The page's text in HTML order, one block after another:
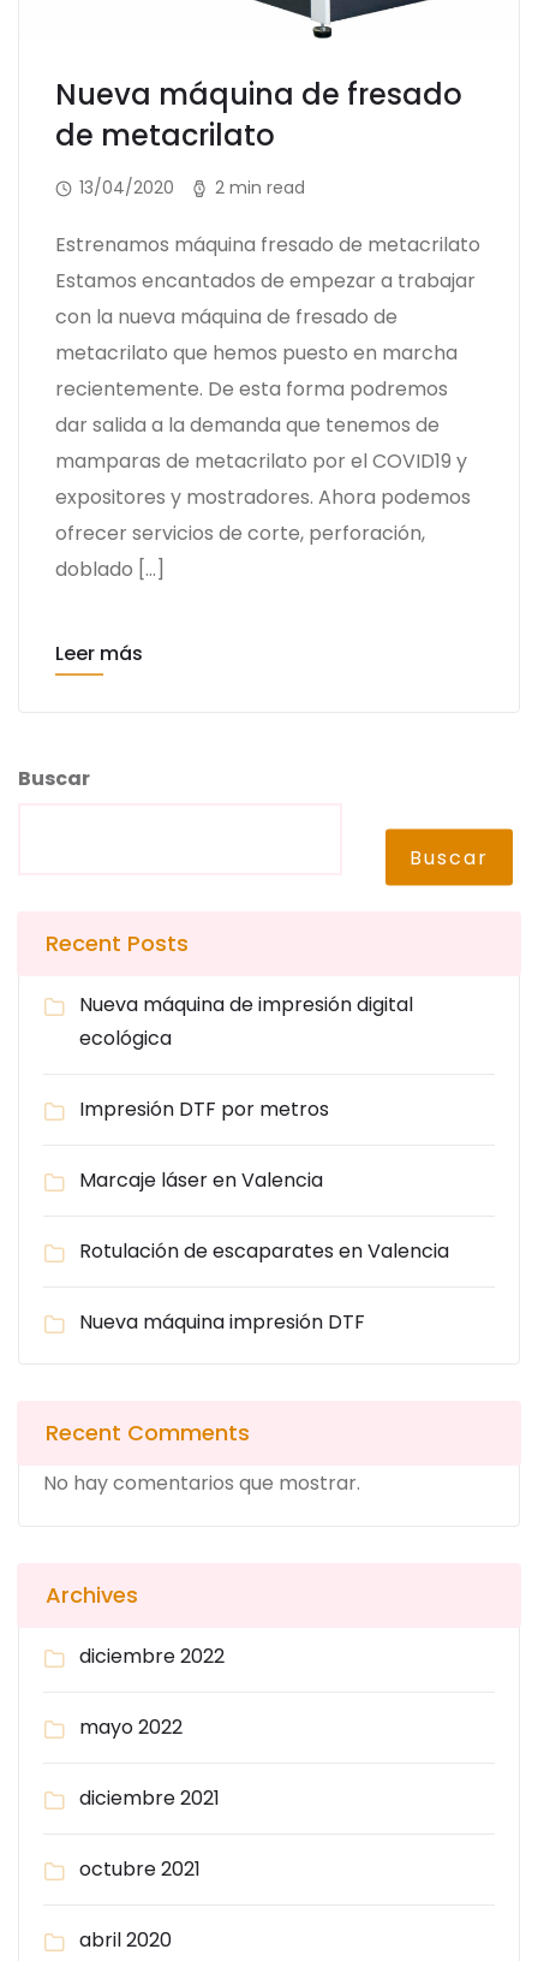
Nueva máquina de fresado
de metacrilato
13/04/2020 2 min read
Estrenamos máquina fresado de metacrilato
Estamos encantados de empezar a trabajar
con la nueva máquina de fresado de
metacrilato que hemos puesto en marcha
recientemente. De esta forma podremos
dar salida a la demanda que tenemos de
mamparas de metacrilato por el COVID19 y
expositores y mostradores. Ahora podemos
ofrecer servicios de corte, perforación,
doblado […]
Leer más
Buscar
Buscar
Recent Posts
Nueva máquina de impresión digital
ecológica
Impresión DTF por metros
Marcaje láser en Valencia
Rotulación de escaparates en Valencia
Nueva máquina impresión DTF
Recent Comments
No hay comentarios que mostrar.
Archives
diciembre 2022
mayo 2022
diciembre 2021
octubre 2021
abril 2020